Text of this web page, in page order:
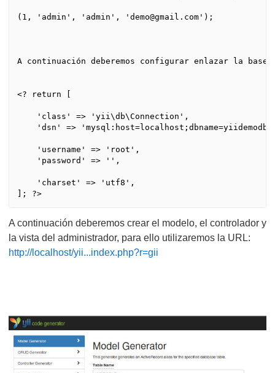
(1, 'admin', 'admin', 'demo@gmail.com');
A continuación deberemos configurar enlazar la
<? return [
    'class' => 'yii\db\Connection',
'dsn' =>
    'username' => 'root',
    'password' => '',
    'charset' => 'utf8',
A continuación deberemos crear el modelo, el controlador y
la vista del administrador, para ello utilizaremos la URL:
http://localhost/yii...index.php?r=gii